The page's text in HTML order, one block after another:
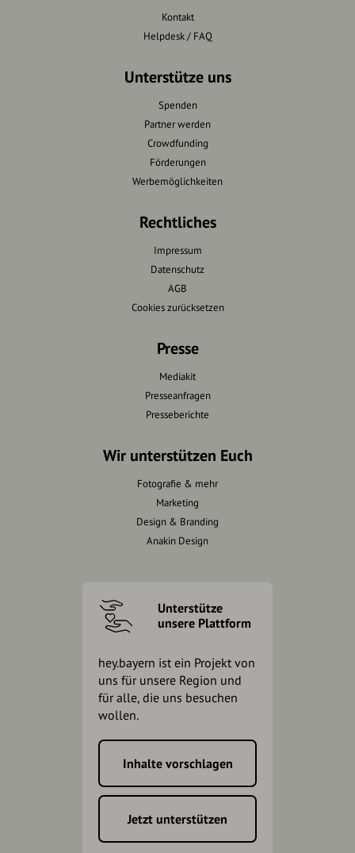
Kontakt
Helpdesk / FAQ
Unterstütze uns
Spenden
Partner werden
Crowdfunding
Förderungen
Werbemöglichkeiten
Rechtliches
Impressum
Datenschutz
AGB
Cookies zurücksetzen
Presse
Mediakit
Presseanfragen
Presseberichte
Wir unterstützen Euch
Fotografie & mehr
Marketing
Design & Branding
Anakin Design
Unterstütze
unsere Plattform
hey.bayern ist ein Projekt von
uns für unsere Region und
für alle, die uns besuchen
wollen.
Inhalte vorschlagen
Jetzt unterstützen